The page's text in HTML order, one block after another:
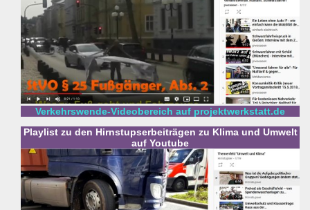
Verkehrswende-Videobereich auf projektwerkstatt.de
Playlist zu den Hirnstupserbeiträgen zu Klima und Umwelt
auf Youtube